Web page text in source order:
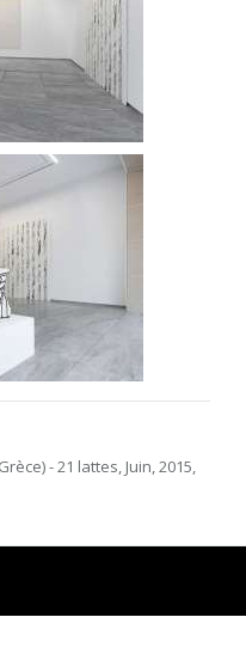
- 21 lattes, Juin, 2015,